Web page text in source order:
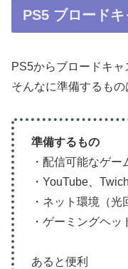
PS5 ブロード
PS5からブロードキャ
そんなに準備するもの
準備するもの
・配信可能なゲー
・YouTube、
・ネット環境（光
・ゲーミングヘッ
あると便利